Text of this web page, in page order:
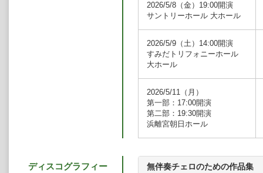
弦楽団、イオン・マリン指揮サン
ード・ステア指揮ロチェスター・
近年のハイライトは、ヴァレリー
管弦楽団、ケント・ナガノ指揮モ
バーおよびヨン・ストルゴールズ
クセン指揮デンマーク国立交響楽
指揮BBCウェールズ・ナショナル
これまでにリサイタルを、カーネ
コンツェルトハウス、ハンブルク
ハレ、LACルガーノ文化センター
る。また、メクレンブルク＝フォ
楽では今後、スティーヴン・ハフ
らと共に、ウィグモア・ホールや
2026/5/8（金）19:00開演
サントリーホール 大ホール
2026/5/9（土）14:00開演
すみだトリフォニーホール
大ホール
2026/5/11（月）
第一部：17:00開演
第二部：19:30開演
浜離宮朝日ホール
ディスコグラフィー 無伴奏チェロのための作品集